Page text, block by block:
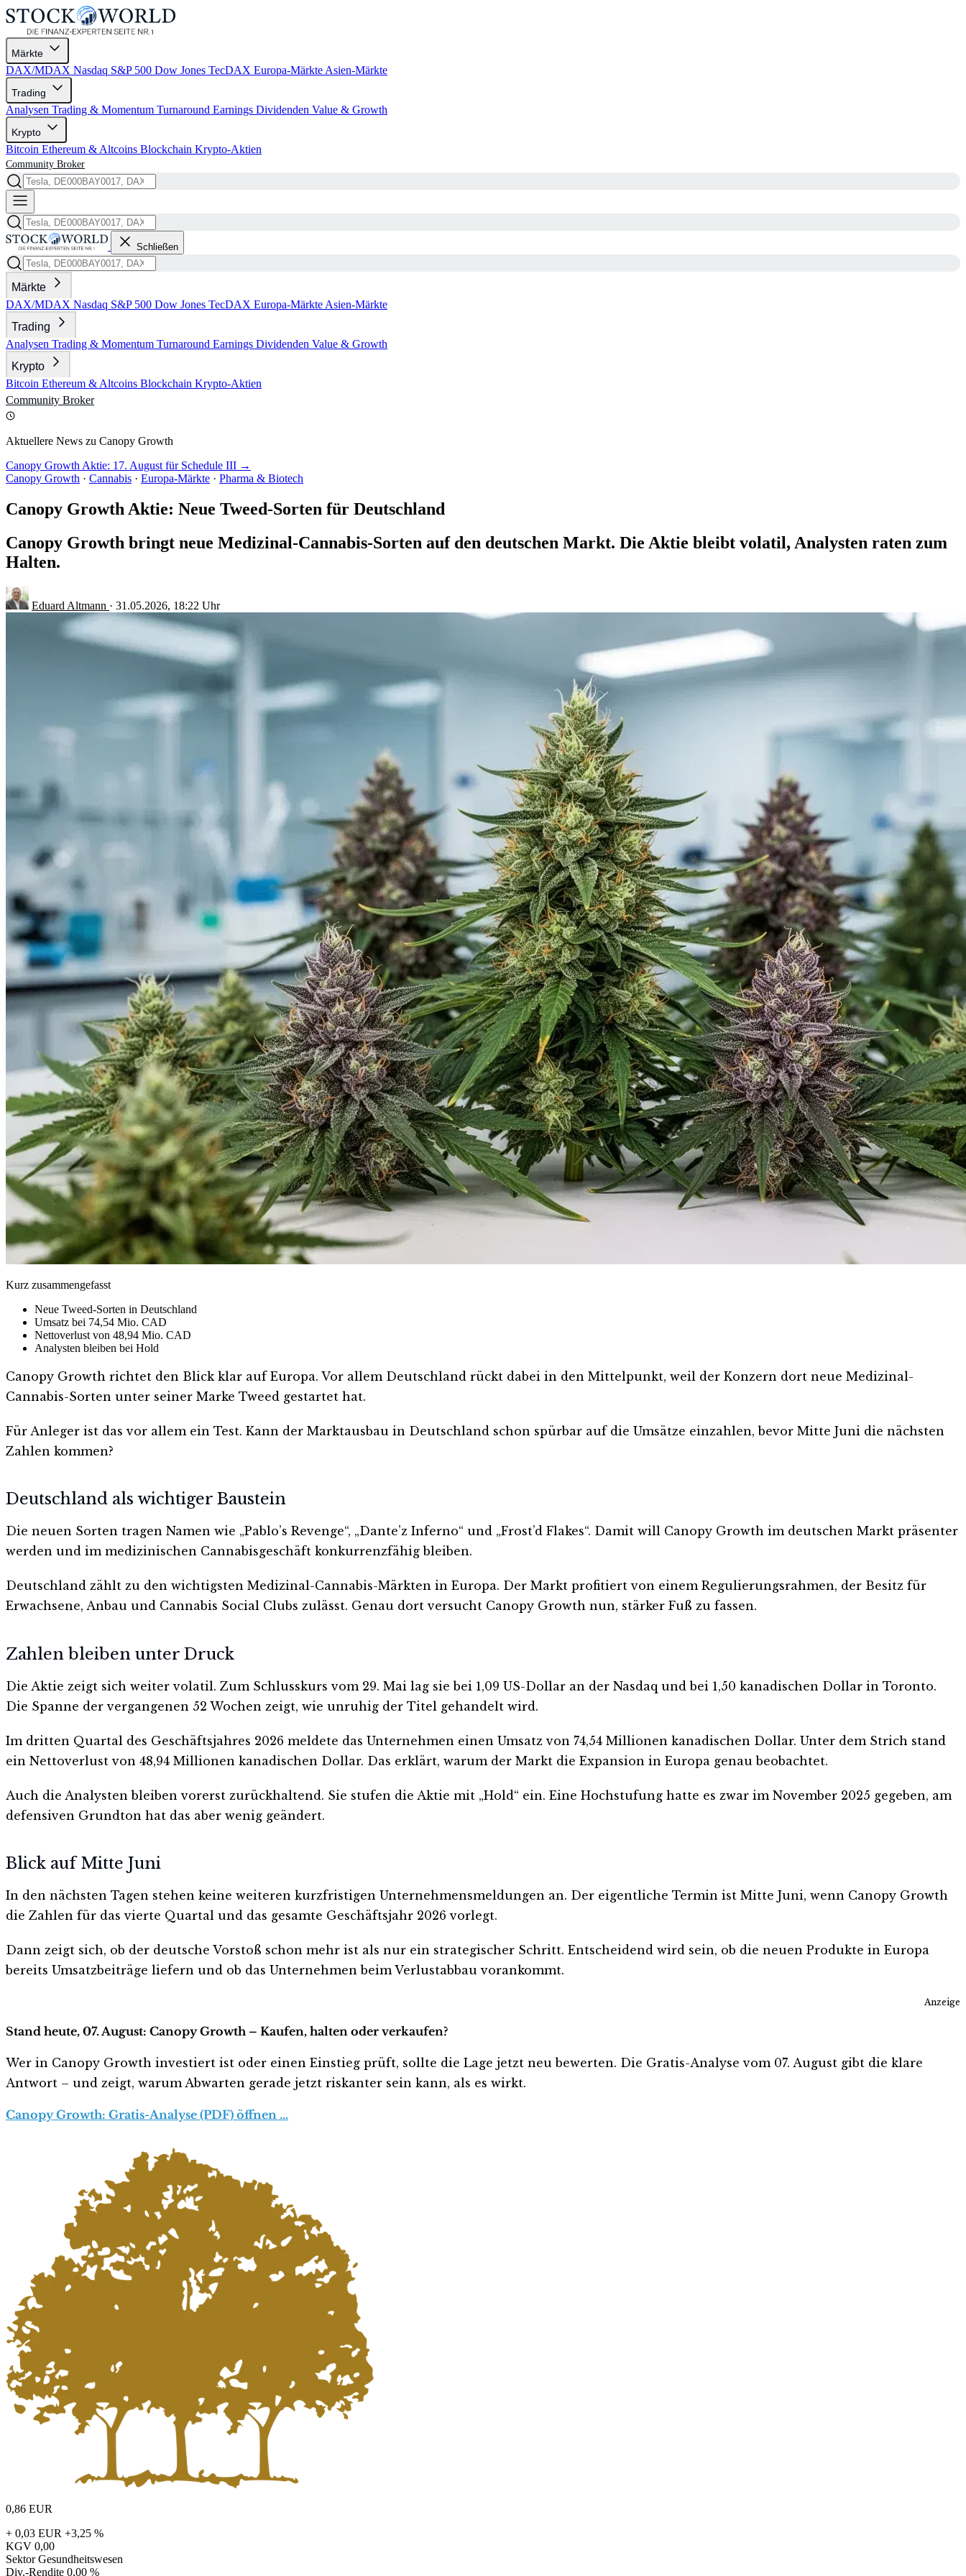
Märkte
DAX/MDAX Nasdaq S&P 500 Dow Jones TecDAX Europa-Märkte Asien-Märkte
Trading
Analysen Trading & Momentum Turnaround Earnings Dividenden Value & Growth
Krypto
Bitcoin Ethereum & Altcoins Blockchain Krypto-Aktien
Community Broker
Schließen
Märkte
DAX/MDAX Nasdaq S&P 500 Dow Jones TecDAX Europa-Märkte Asien-Märkte
Trading
Analysen Trading & Momentum Turnaround Earnings Dividenden Value & Growth
Krypto
Bitcoin Ethereum & Altcoins Blockchain Krypto-Aktien
Community Broker
Aktuellere News zu Canopy Growth
Canopy Growth Aktie: 17. August für Schedule III →
Canopy Growth · Cannabis · Europa-Märkte · Pharma & Biotech
Canopy Growth Aktie: Neue Tweed-Sorten für Deutschland
Canopy Growth bringt neue Medizinal-Cannabis-Sorten auf den deutschen Markt. Die Aktie bleibt volatil, Analysten raten zum
Halten.
Eduard Altmann · 31.05.2026, 18:22 Uhr
Kurz zusammengefasst
Neue Tweed-Sorten in Deutschland
Umsatz bei 74,54 Mio. CAD
Nettoverlust von 48,94 Mio. CAD
Analysten bleiben bei Hold
Canopy Growth richtet den Blick klar auf Europa. Vor allem Deutschland rückt dabei in den Mittelpunkt, weil der Konzern dort neue Medizinal-
Cannabis-Sorten unter seiner Marke Tweed gestartet hat.
Für Anleger ist das vor allem ein Test. Kann der Marktausbau in Deutschland schon spürbar auf die Umsätze einzahlen, bevor Mitte Juni die nächsten
Zahlen kommen?
Deutschland als wichtiger Baustein
Die neuen Sorten tragen Namen wie „Pablo’s Revenge“, „Dante’z Inferno“ und „Frost’d Flakes“. Damit will Canopy Growth im deutschen Markt präsenter
werden und im medizinischen Cannabisgeschäft konkurrenzfähig bleiben.
Deutschland zählt zu den wichtigsten Medizinal-Cannabis-Märkten in Europa. Der Markt profitiert von einem Regulierungsrahmen, der Besitz für
Erwachsene, Anbau und Cannabis Social Clubs zulässt. Genau dort versucht Canopy Growth nun, stärker Fuß zu fassen.
Zahlen bleiben unter Druck
Die Aktie zeigt sich weiter volatil. Zum Schlusskurs vom 29. Mai lag sie bei 1,09 US-Dollar an der Nasdaq und bei 1,50 kanadischen Dollar in Toronto.
Die Spanne der vergangenen 52 Wochen zeigt, wie unruhig der Titel gehandelt wird.
Im dritten Quartal des Geschäftsjahres 2026 meldete das Unternehmen einen Umsatz von 74,54 Millionen kanadischen Dollar. Unter dem Strich stand
ein Nettoverlust von 48,94 Millionen kanadischen Dollar. Das erklärt, warum der Markt die Expansion in Europa genau beobachtet.
Auch die Analysten bleiben vorerst zurückhaltend. Sie stufen die Aktie mit „Hold“ ein. Eine Hochstufung hatte es zwar im November 2025 gegeben, am
defensiven Grundton hat das aber wenig geändert.
Blick auf Mitte Juni
In den nächsten Tagen stehen keine weiteren kurzfristigen Unternehmensmeldungen an. Der eigentliche Termin ist Mitte Juni, wenn Canopy Growth
die Zahlen für das vierte Quartal und das gesamte Geschäftsjahr 2026 vorlegt.
Dann zeigt sich, ob der deutsche Vorstoß schon mehr ist als nur ein strategischer Schritt. Entscheidend wird sein, ob die neuen Produkte in Europa
bereits Umsatzbeiträge liefern und ob das Unternehmen beim Verlustabbau vorankommt.
Anzeige
Stand heute, 07. August: Canopy Growth – Kaufen, halten oder verkaufen?
Wer in Canopy Growth investiert ist oder einen Einstieg prüft, sollte die Lage jetzt neu bewerten. Die Gratis-Analyse vom 07. August gibt die klare
Antwort – und zeigt, warum Abwarten gerade jetzt riskanter sein kann, als es wirkt.
Canopy Growth: Gratis-Analyse (PDF) öffnen …
0,86 EUR
+ 0,03 EUR +3,25 %
KGV 0,00
Sektor Gesundheitswesen
Div.-Rendite 0,00 %